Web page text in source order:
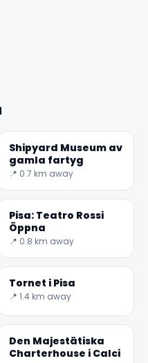
Shipyard Museum av
gamla fartyg
📍 0.7 km away
Pisa: Teatro Rossi
Öppna
📍 0.8 km away
Tornet i Pisa
📍 1.4 km away
Den Majestätiska
Charterhouse i Calci